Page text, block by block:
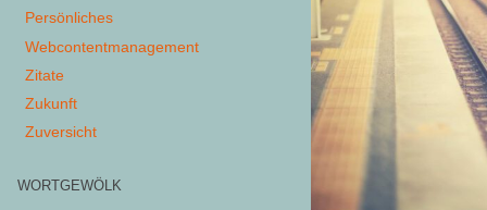
Persönliches
Webcontentmanagement
Zitate
Zukunft
Zuversicht
WORTGEWÖLK